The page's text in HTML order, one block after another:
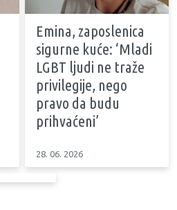
Emina, zaposlenica
sigurne kuće: ‘Mladi
LGBT ljudi ne traže
privilegije, nego
pravo da budu
prihvaćeni’
28. 06. 2026